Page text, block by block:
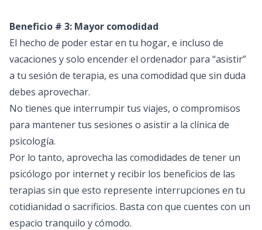
Beneficio # 3: Mayor comodidad
El hecho de poder estar en tu hogar, e incluso de
vacaciones y solo encender el ordenador para “asistir”
a tu sesión de terapia, es una comodidad que sin duda
debes aprovechar.
No tienes que interrumpir tus viajes, o compromisos
para mantener tus sesiones o asistir a la clínica de
psicología.
Por lo tanto, aprovecha las comodidades de tener un
psicólogo por internet y recibir los beneficios de las
terapias sin que esto represente interrupciones en tu
cotidianidad o sacrificios. Basta con que cuentes con un
espacio tranquilo y cómodo.